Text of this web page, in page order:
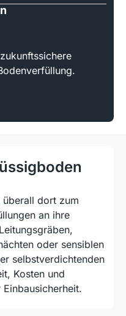
überall dort zum
an ihre
oder sensiblen
selbstverdichtenden
Kosten und